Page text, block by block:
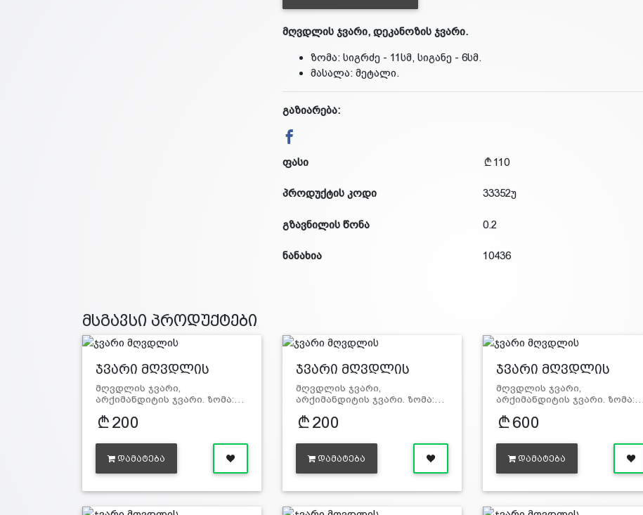
მღვდლის ჯვარი, დეკანოზის ჯვარი.
ზომა: სიგრძე - 11სმ, სიგანე - 6სმ.
მასალა: მეტალი.
გაზიარება:
ფასი 110
პროდუქტის კოდი 33352უ
გზავნილის წონა 0.2
ნანახია 10436
მსგავსი პროდუქტები
ჯვარი მღვდლის
მღვდლის ჯვარი,
არქიმანდიტის ჯვარი. ზომა:…
200
ᲓᲐᲛᲐᲢᲔᲑᲐ
ჯვარი მღვდლის
მღვდლის ჯვარი,
არქიმანდიტის ჯვარი. ზომა:…
200
ᲓᲐᲛᲐᲢᲔᲑᲐ
ჯვარი მღვდლის
მღვდლის ჯვარი,
არქიმანდიტის ჯვარი. ზომა:…
600
ᲓᲐᲛᲐᲢᲔᲑᲐ